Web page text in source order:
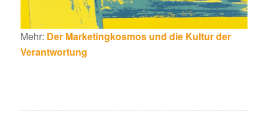
Mehr: Der Marketingkosmos und die Kultur der
Verantwortung